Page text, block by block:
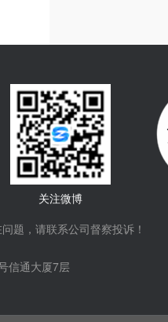
关注微博
题，请联系公司督察投诉！
信通大厦7层